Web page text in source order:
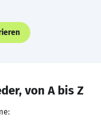
von A bis Z